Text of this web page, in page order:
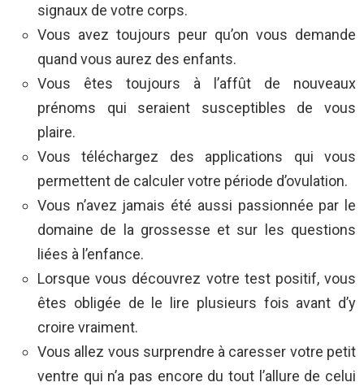
signaux de votre corps.
Vous avez toujours peur qu’on vous demande
quand vous aurez des enfants.
Vous êtes toujours à l’affût de nouveaux
prénoms qui seraient susceptibles de vous
plaire.
Vous téléchargez des applications qui vous
permettent de calculer votre période d’ovulation.
Vous n’avez jamais été aussi passionnée par le
domaine de la grossesse et sur les questions
liées à l’enfance.
Lorsque vous découvrez votre test positif, vous
êtes obligée de le lire plusieurs fois avant d’y
croire vraiment.
Vous allez vous surprendre à caresser votre petit
ventre qui n’a pas encore du tout l’allure de celui